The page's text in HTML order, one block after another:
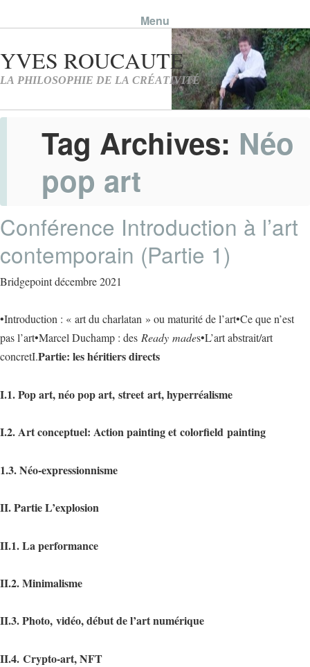
Menu
Skip to content
Tag Archives: Néo
pop art
Conférence Introduction à l’art
contemporain (Partie 1)
Bridgepoint décembre 2021
•Introduction : « art du charlatan » ou maturité de l’art•Ce que n’est
pas l’art•Marcel Duchamp : des Ready mades•L’art abstrait/art
concretI.Partie: les héritiers directs
I.1. Pop art, néo pop art, street art, hyperréalisme
I.2. Art conceptuel: Action painting et colorfield painting
1.3. Néo-expressionnisme
II. Partie L’explosion
II.1. La performance
II.2. Minimalisme
II.3. Photo, vidéo, début de l’art numérique
II.4. Crypto-art, NFT